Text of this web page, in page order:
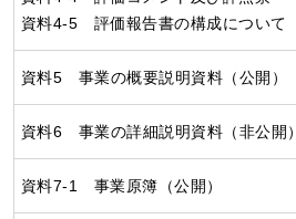
資料4-5 評価報告書の構成について
資料5 事業の概要説明資料（公開）
資料6 事業の詳細説明資料（非公開）
資料7-1 事業原簿（公開）